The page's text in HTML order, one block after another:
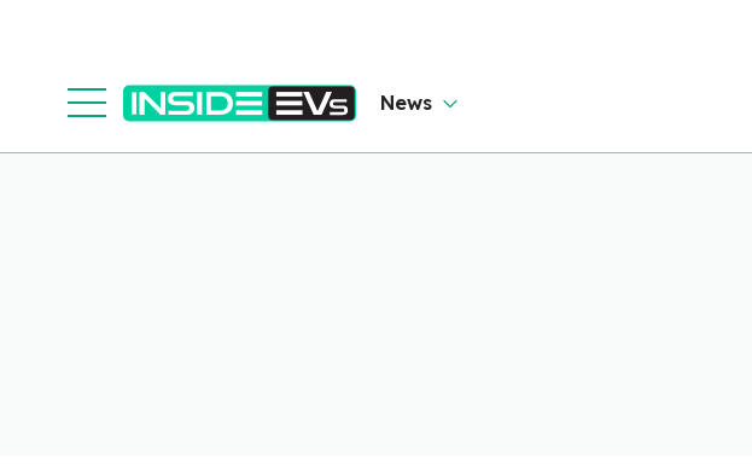
News